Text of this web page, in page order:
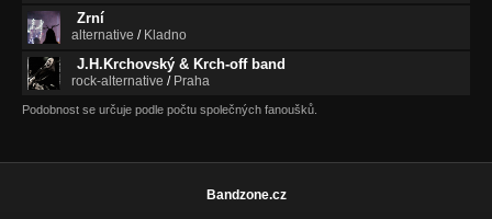
Zrní
alternative / Kladno
J.H.Krchovský & Krch-off band
rock-alternative / Praha
Podobnost se určuje podle počtu společných fanoušků.
Bandzone.cz